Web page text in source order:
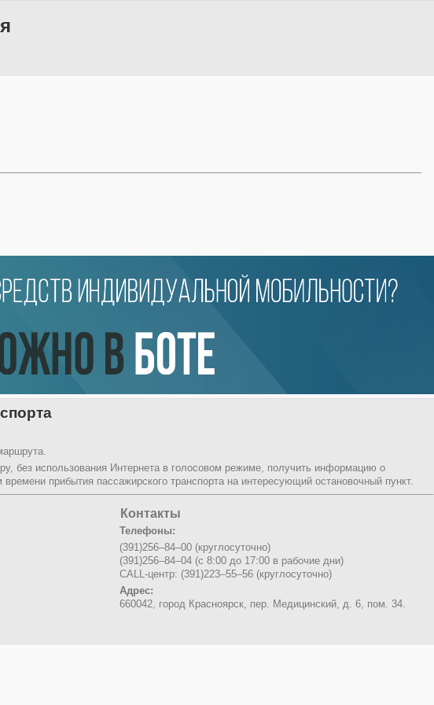
без использования Интернета в голосовом режиме, получить информацию о
прибытия пассажирского транспорта на интересующий остановочный пункт.
Контакты
Телефоны:
(391)256–84–00 (круглосуточно)
(391)256–84–04 (с 8:00 до 17:00 в рабочие дни)
CALL-центр: (391)223–55–56 (круглосуточно)
Адрес:
660042, город Красноярск, пер. Медицинский, д. 6, пом. 34.